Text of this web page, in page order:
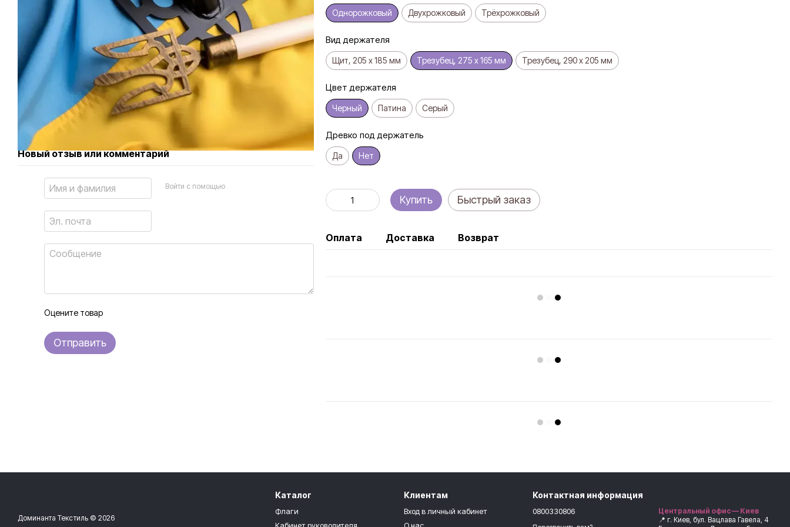
Новый отзыв или комментарий
Войти с помощью
Оцените товар
Отправить
Однорожковый Двухрожковый Трёхрожковый
Вид держателя
Щит, 205 х 185 мм Трезубец, 275 х 165 мм Трезубец, 290 х 205 мм
Цвет держателя
Черный Патина Серый
Древко под держатель
Да Нет
Купить Быстрый заказ
Оплата Доставка Возврат
Доминанта Текстиль © 2026
Каталог
Флаги
Клиентам
Вход в личный кабинет
Контактная информация
0800330806
Центральный офис — Киев
📍 г. Киев, бул. Вацлава Гавела, 4